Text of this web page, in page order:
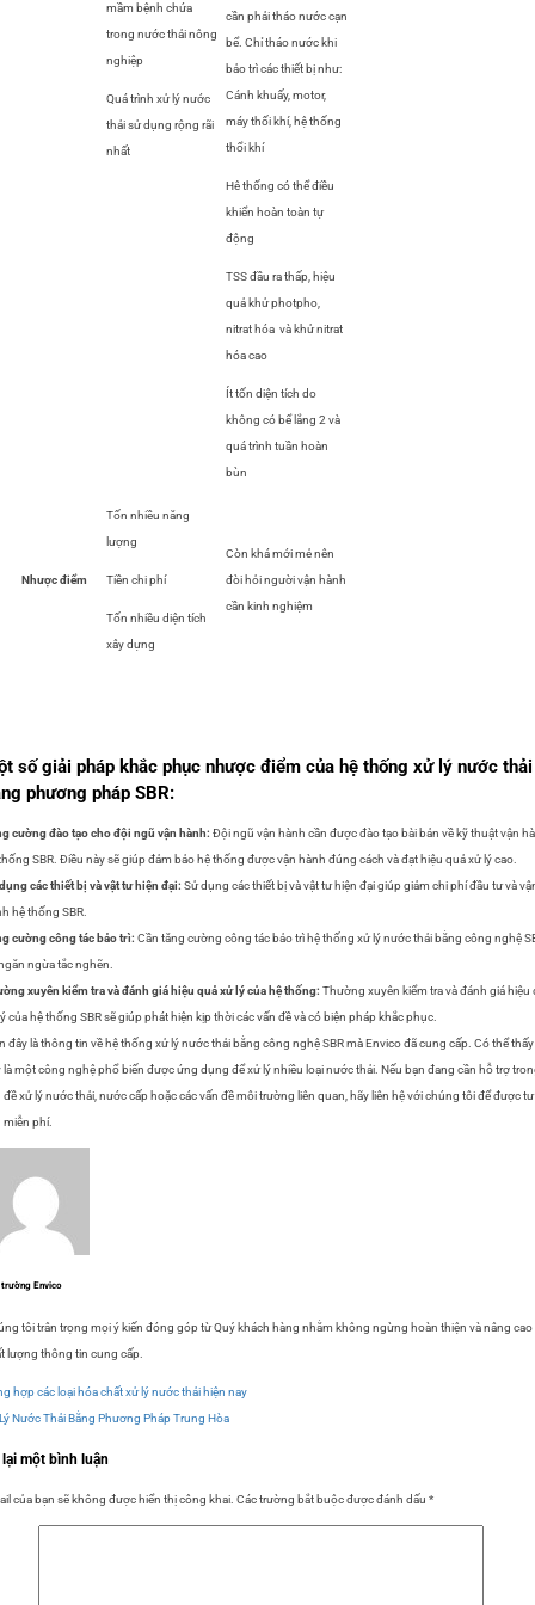
mầm bệnh chứa
trong nước thải nông
nghiệp
Quá trình xử lý nước
thải sử dụng rộng rãi
nhất
cần phải tháo nước cạn
bể. Chỉ tháo nước khi
bảo trì các thiết bị như:
Cánh khuấy, motor,
máy thối khí, hệ thống
thổi khí
Hê thống có thể điều
khiển hoàn toàn tự
động
TSS đầu ra thấp, hiệu
quả khử photpho,
nitrat hóa và khử nitrat
hóa cao
Ít tốn diện tích do
không có bể lắng 2 và
quá trình tuần hoàn
bùn
điểm
Tốn nhiều năng
lượng
Tiền chi phí
Tốn nhiều diện tích
xây dựng
Còn khá mới mẻ nên
đòi hỏi người vận hành
cần kinh nghiệm
số giải pháp khắc phục nhược điểm của hệ thống xử lý nước thải
phương pháp SBR:
cường đào tạo cho đội ngũ vận hành: Đội ngũ vận hành cần được đào tạo bài bản về kỹ thuật vận
SBR. Điều này sẽ giúp đảm bảo hệ thống được vận hành đúng cách và đạt hiệu quả xử lý cao.
các thiết bị và vật tư hiện đại: Sử dụng các thiết bị và vật tư hiện đại giúp giảm chi phí đầu tư và
hệ thống SBR.
cường công tác bảo trì: Cần tăng cường công tác bảo trì hệ thống xử lý nước thải bằng công nghệ
ngừa tắc nghẽn.
xuyên kiểm tra và đánh giá hiệu quả xử lý của hệ thống: Thường xuyên kiểm tra và đánh giá hiệu
của hệ thống SBR sẽ giúp phát hiện kịp thời các vấn đề và có biện pháp khắc phục.
đây là thông tin về hệ thống xử lý nước thải bằng công nghệ SBR mà Envico đã cung cấp. Có thể thấy
là một công nghệ phổ biến được ứng dụng để xử lý nhiều loại nước thải. Nếu bạn đang cần hỗ trợ
đề xử lý nước thải, nước cấp hoặc các vấn đề môi trường liên quan, hãy liên hệ với chúng tôi để được tư
miễn phí.
Envico
tôi trân trọng mọi ý kiến đóng góp từ Quý khách hàng nhằm không ngừng hoàn thiện và nâng cao
lượng thông tin cung cấp.
hợp các loại hóa chất xử lý nước thải hiện nay
Nước Thải Bằng Phương Pháp Trung Hòa
một bình luận
của bạn sẽ không được hiển thị công khai. Các trường bắt buộc được đánh dấu *